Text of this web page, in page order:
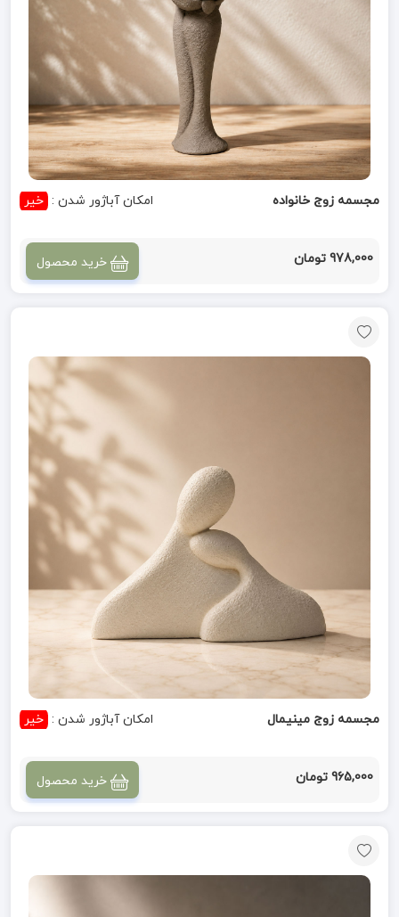
مجسمه زوج خانواده امکان آباژور شدن : خیر
978,000 تومان خرید محصول
مجسمه زوج مینیمال امکان آباژور شدن : خیر
965,000 تومان خرید محصول